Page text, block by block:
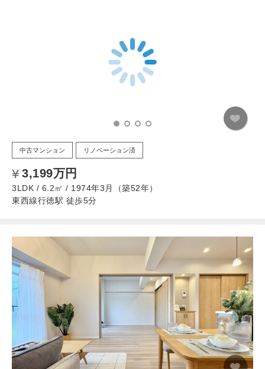
中古マンション リノベーション済
3,199万円
3LDK / 6.2㎡ / 1974年3月（築52年）
東西線行徳駅 徒歩5分